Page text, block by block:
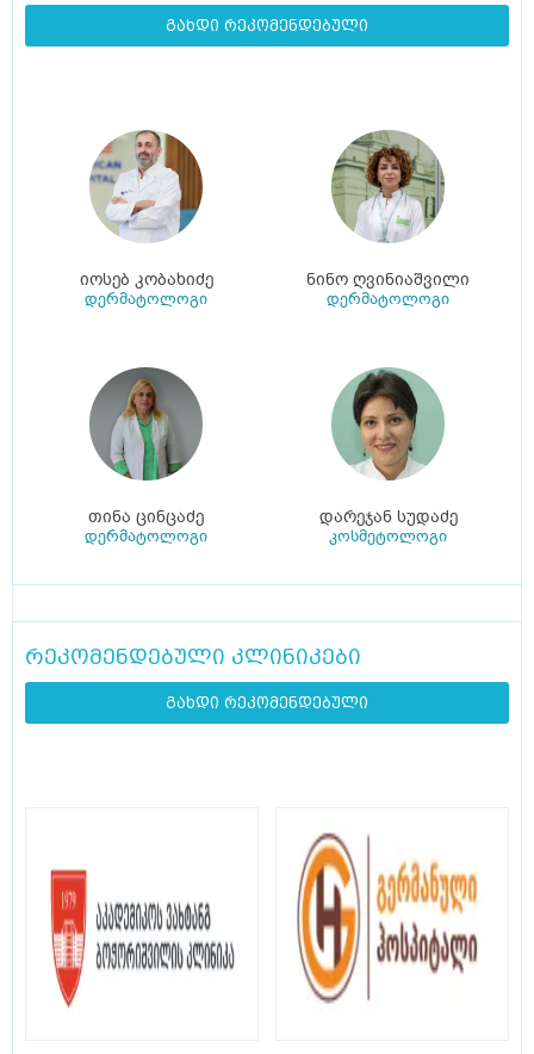
გახდი რეკომენდებული
იოსებ კობახიძე
დერმატოლოგი
ნინო ღვინიაშვილი
დერმატოლოგი
თინა ცინცაძე
დერმატოლოგი
დარეჯან სუდაძე
კოსმეტოლოგი
რეკომენდებული კლინიკები
გახდი რეკომენდებული